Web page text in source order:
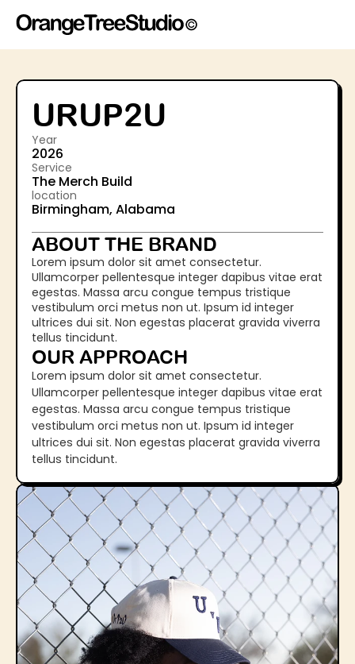
URUP2U
Year
2026
Service
The Merch Build
location
Birmingham, Alabama
ABOUT THE BRAND
Lorem ipsum dolor sit amet consectetur.
Ullamcorper pellentesque integer dapibus vitae erat
egestas. Massa arcu congue tempus tristique
vestibulum orci metus non ut. Ipsum id integer
ultrices dui sit. Non egestas placerat gravida viverra
tellus tincidunt.
OUR APPROACH
Lorem ipsum dolor sit amet consectetur.
Ullamcorper pellentesque integer dapibus vitae erat
egestas. Massa arcu congue tempus tristique
vestibulum orci metus non ut. Ipsum id integer
ultrices dui sit. Non egestas placerat gravida viverra
tellus tincidunt.